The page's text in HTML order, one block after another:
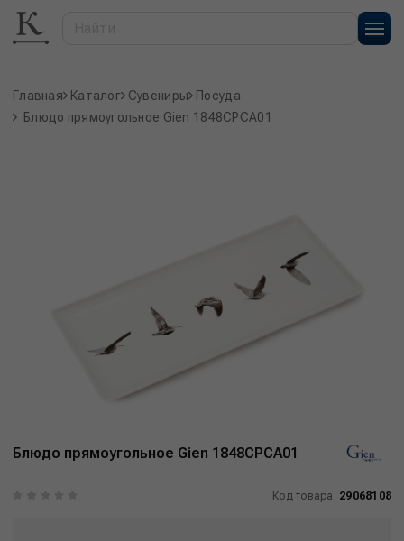
Главная Каталог Сувениры
Посуда
Блюдо прямоугольное Gien 1848CPCA01
Блюдо прямоугольное Gien 1848CPCA01
Код товара: 29068108